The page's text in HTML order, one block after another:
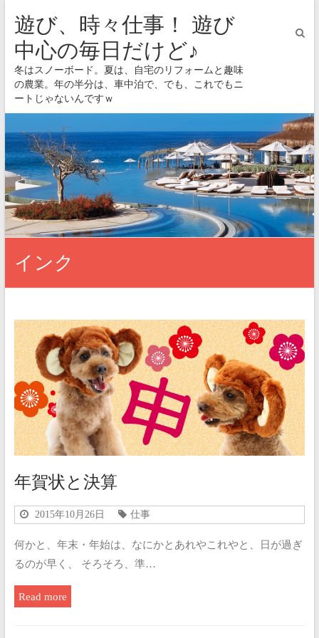
遊び、時々仕事！ 遊び
中心の毎日だけど♪
冬はスノーボード。夏は、自宅のリフォームと趣味
の農業。年の半分は、車中泊で、でも、これでもニ
ートじゃないんですｗ
インク
年賀状と決算
2015年10月26日 仕事
何かと、年末・年始は、なにかとあれやこれやと、日が過ぎ
るのが早く、 そろそろ、準…
Read more